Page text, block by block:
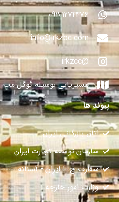
09201274476
info@irkzbc.com
@irkzcc
مسیریابی بوسیله گوگل مپ
پیوند ها
اتاق بازرگانی ایران
سازمان توسعه تجارت ایران
سفارت ج. ا ایران - آستانه
وزارت امور خارجه